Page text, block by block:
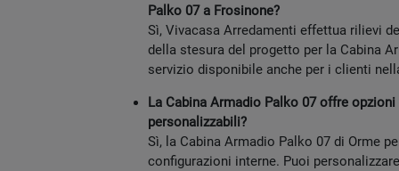
Palko 07 a Frosinone?
Sì, Vivacasa Arredamenti effettua rilievi
della stesura del progetto per la Cabina
servizio disponibile anche per i clienti
La Cabina Armadio Palko 07 offre
personalizzabili?
Sì, la Cabina Armadio Palko 07 di Orme
configurazioni interne. Puoi